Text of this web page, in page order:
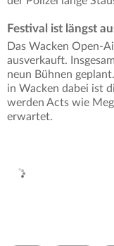
Festival ist längst
Das Wacken Open-
ausverkauft.
neun Bühnen
in Wacken dabei ist
werden Acts wie
erwartet.